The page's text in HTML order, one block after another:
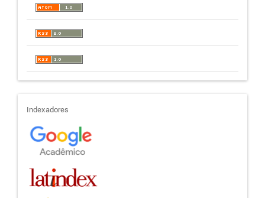
indexadores
Indexadores